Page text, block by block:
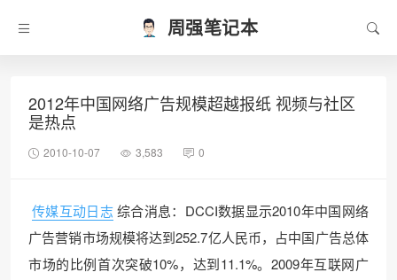
周强笔记本
2012年中国网络广告规模超越报纸 视频与社区
是热点
2010-10-07 3,583 0
传媒互动日志综合消息：DCCI数据显示2010年中国网络
广告营销市场规模将达到252.7亿人民币，占中国广告总体
市场的比例首次突破10%，达到11.1%。2009年互联网广